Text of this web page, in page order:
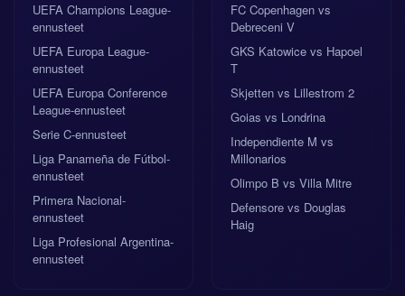
UEFA Champions League-
ennusteet
UEFA Europa League-
ennusteet
UEFA Europa Conference
League-ennusteet
Serie C-ennusteet
Liga Panameña de Fútbol-
ennusteet
Primera Nacional-
ennusteet
Liga Profesional Argentina-
ennusteet
FC Copenhagen vs
Debreceni V
GKS Katowice vs Hapoel
T
Skjetten vs Lillestrom 2
Goias vs Londrina
Independiente M vs
Millonarios
Olimpo B vs Villa Mitre
Defensore vs Douglas
Haig